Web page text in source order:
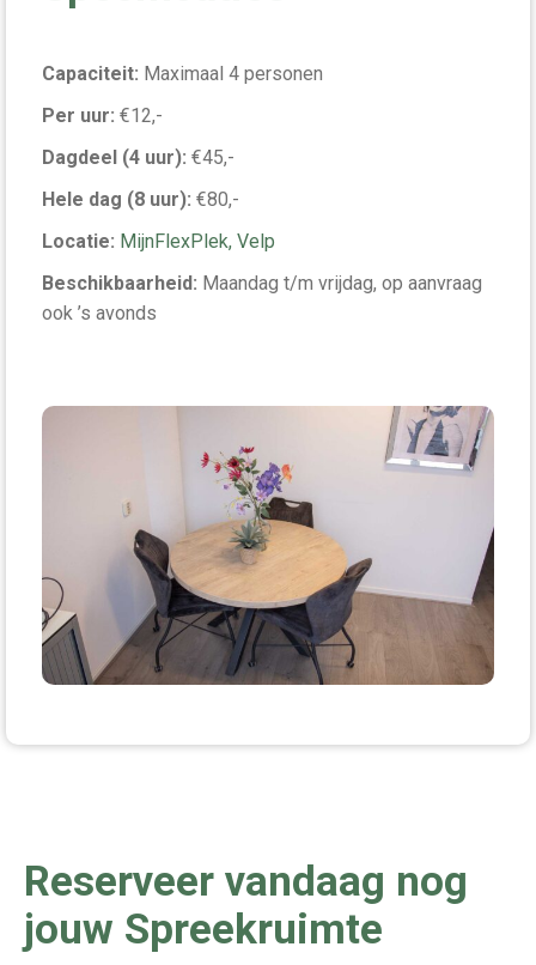
Capaciteit: Maximaal 4 personen
Per uur: €12,-
Dagdeel (4 uur): €45,-
Hele dag (8 uur): €80,-
Locatie: MijnFlexPlek, Velp
Beschikbaarheid: Maandag t/m vrijdag, op aanvraag
ook ’s avonds
Reserveer vandaag nog
jouw Spreekruimte